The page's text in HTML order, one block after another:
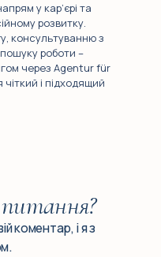
у кар’єрі та
розвитку.
консультуванню з
роботи –
через Agentur für
і підходящий
коментар, і я з